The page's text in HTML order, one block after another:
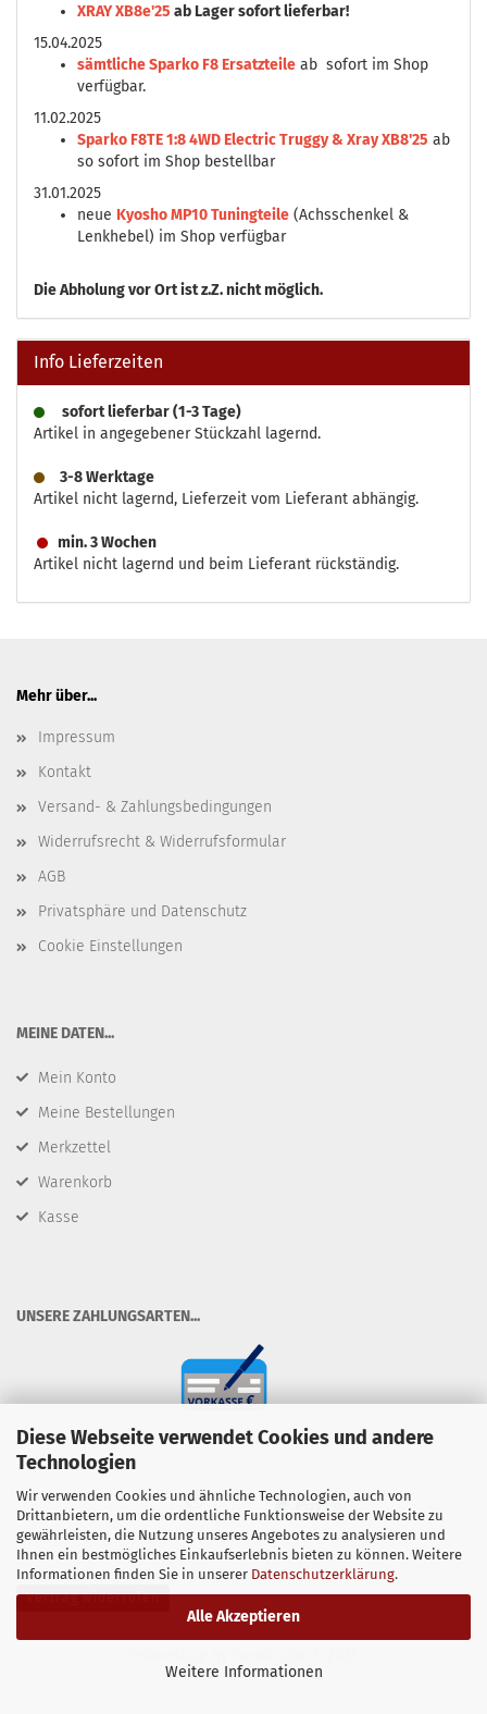
Diese Webseite verwendet Cookies und andere
Technologien
Wir verwenden Cookies und ähnliche Technologien, auch von
Drittanbietern, um die ordentliche Funktionsweise der Website zu
gewährleisten, die Nutzung unseres Angebotes zu analysieren und
Ihnen ein bestmögliches Einkaufserlebnis bieten zu können. Weitere
Informationen finden Sie in unserer Datenschutzerklärung.
Alle Akzeptieren
Weitere Informationen
XRAY XB8e'25 ab Lager sofort lieferbar!
15.04.2025
sämtliche Sparko F8 Ersatzteile ab sofort im Shop
verfügbar.
11.02.2025
Sparko F8TE 1:8 4WD Electric Truggy & Xray XB8'25 ab
so sofort im Shop bestellbar
31.01.2025
neue Kyosho MP10 Tuningteile (Achsschenkel &
Lenkhebel) im Shop verfügbar
DieAbholung vor Ort ist z.Z. nicht möglich.
Info Lieferzeiten
sofort lieferbar (1-3 Tage)
Artikel in angegebener Stückzahl lagernd.
3-8 Werktage
Artikel nicht lagernd, Lieferzeit vom Lieferant abhängig.
min. 3 Wochen
Artikel nicht lagernd und beim Lieferant rückständig.
Mehr über...
Impressum
Kontakt
Versand- & Zahlungsbedingungen
Widerrufsrecht & Widerrufsformular
AGB
Privatsphäre und Datenschutz
Cookie Einstellungen
​MEINE DATEN...
Mein Konto
Meine Bestellungen
Merkzettel
Warenkorb
Kasse
​UNSERE ZAHLUNGSARTEN...
Vertrag widerrufen